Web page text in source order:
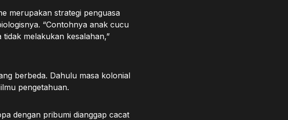
merupakan strategi penguasa
“Contohnya anak cucu
melakukan kesalahan,”
berbeda. Dahulu masa kolonial
pengetahuan.
dengan pribumi dianggap cacat